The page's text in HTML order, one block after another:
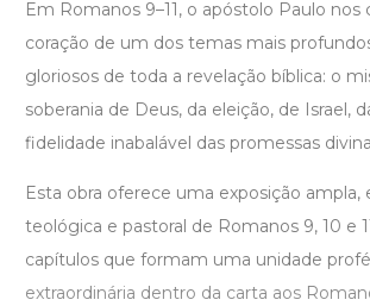
Em Romanos 9–11, o apóstolo Paulo nos
coração de um dos temas mais
gloriosos de toda a revelação bíblica: o
soberania de Deus, da eleição, de Israel,
fidelidade inabalável das promessas
Esta obra oferece uma exposição ampla,
teológica e pastoral de Romanos 9, 10 e
capítulos que formam uma unidade
extraordinária dentro da carta aos